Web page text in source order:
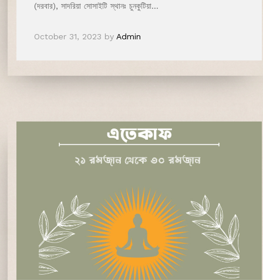
(দরবার), সাদরিয়া সোসাইটি স্থানঃ চুনকুটিয়া…
October 31, 2023 by Admin